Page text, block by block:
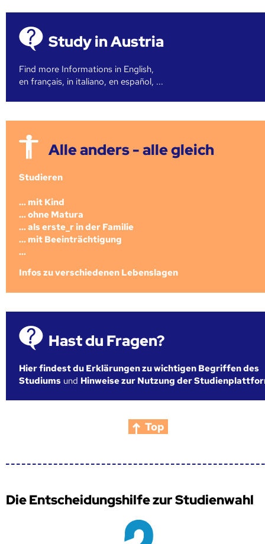
Study in Austria
Find more Informations in English,
en français, in italiano, en español, ...
Alle anders - alle gleich
Studieren
... mit Kind
... ohne Matura
... als erste_r in der Familie
... mit Beeinträchtigung
...
Infos zu verschiedenen Lebenslagen
Hast du Fragen?
Hier findest du Erklärungen zu wichtigen Begriffen des
Studiums und Hinweise zur Nutzung der
Top
Die Entscheidungshilfe zur Studienwahl